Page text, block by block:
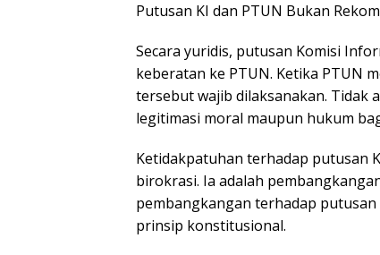
Putusan KI dan PTUN Bukan
Secara yuridis, putusan Komisi
keberatan ke PTUN. Ketika PTUN
tersebut wajib dilaksanakan. Tidak
legitimasi moral maupun hukum
Ketidakpatuhan terhadap putusan
birokrasi. Ia adalah
pembangkangan terhadap
prinsip konstitusional.